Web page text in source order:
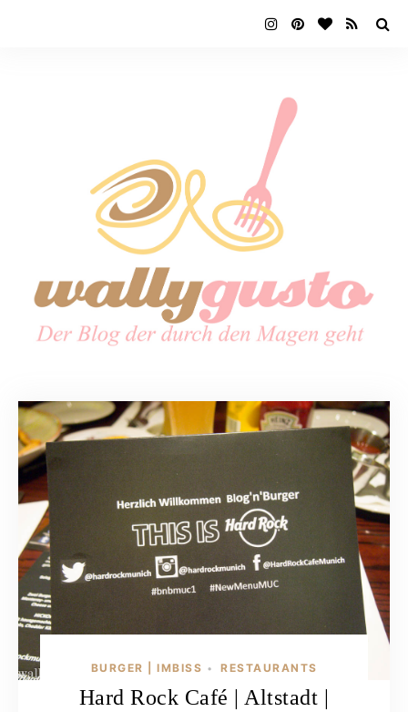
BURGER | IMBISS • RESTAURANTS
Hard Rock Café | Altstadt |